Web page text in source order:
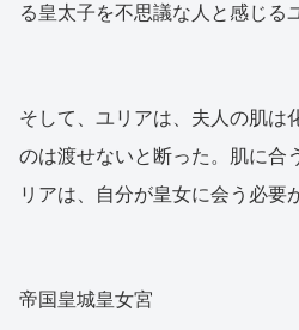
る皇太子を不思議な人と感じる
そして、ユリアは、夫人の肌は
のは渡せないと断った。肌に合
リアは、自分が皇女に会う必要
帝国皇城皇女宮